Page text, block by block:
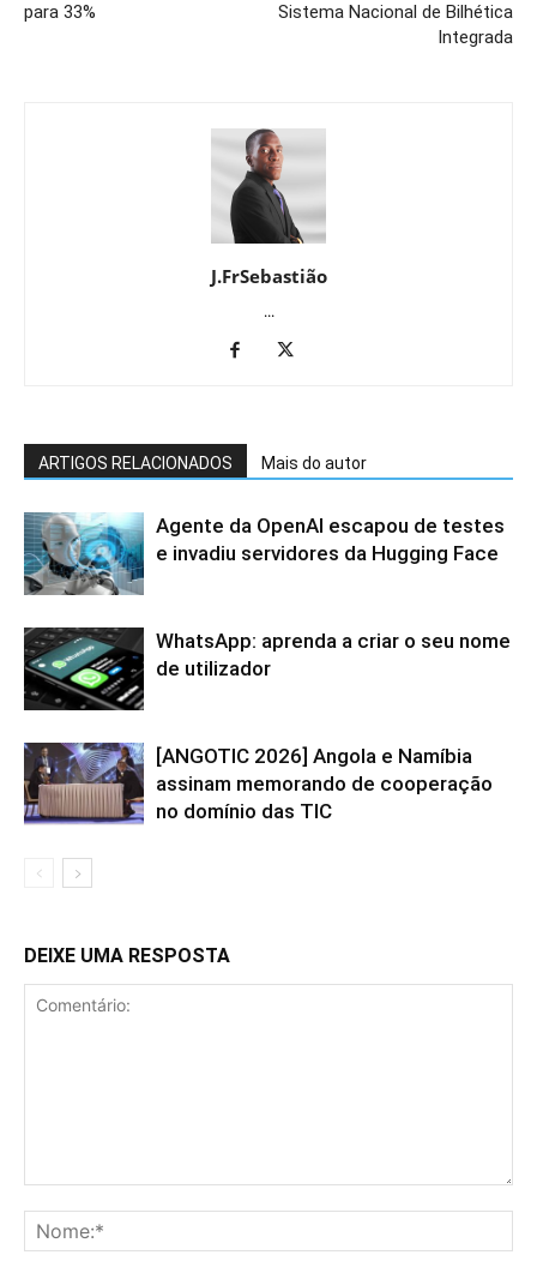
para 33%
Sistema Nacional de Bilhética
Integrada
J.FrSebastião
...
ARTIGOS RELACIONADOS Mais do autor
Agente da OpenAI escapou de testes
e invadiu servidores da Hugging Face
WhatsApp: aprenda a criar o seu nome
de utilizador
[ANGOTIC 2026] Angola e Namíbia
assinam memorando de cooperação
no domínio das TIC
DEIXE UMA RESPOSTA